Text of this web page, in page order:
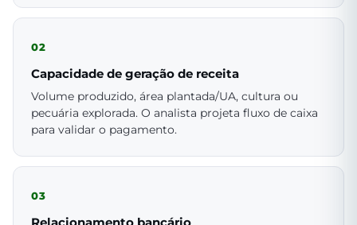
02
Capacidade de geração de receita
Volume produzido, área plantada/UA, cultura ou
pecuária explorada. O analista projeta fluxo de caixa
para validar o pagamento.
03
Relacionamento bancário